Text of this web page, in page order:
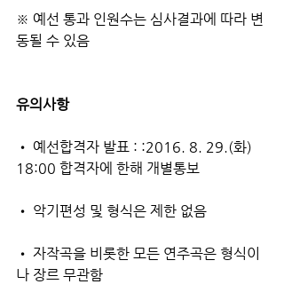
※ 예선 통과 인원수는 심사결과에 따라 변
동될 수 있음
유의사항
• 예선합격자 발표 : :2016. 8. 29.(화)
18:00 합격자에 한해 개별통보
• 악기편성 및 형식은 제한 없음
• 자작곡을 비롯한 모든 연주곡은 형식이
나 장르 무관함